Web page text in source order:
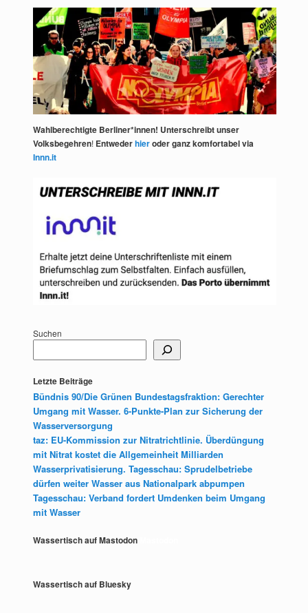
Wahlberechtigte Berliner*innen! Unterschreibt unser
Volksbegehren! Entwederhieroder ganz komfortabel via
Innn.it
Suchen
Letzte Beiträge
Bündnis 90/Die Grünen Bundestagsfraktion: Gerechter
Umgang mit Wasser. 6-Punkte-Plan zur Sicherung der
Wasserversorgung
taz: EU-Kommission zur Nitratrichtlinie. Überdüngung
mit Nitrat kostet die Allgemeinheit Milliarden
Wasserprivatisierung. Tagesschau: Sprudelbetriebe
dürfen weiter Wasser aus Nationalpark abpumpen
Tagesschau: Verband fordert Umdenken beim Umgang
mit Wasser
Wassertisch auf Mastodon
Wassertisch auf Bluesky